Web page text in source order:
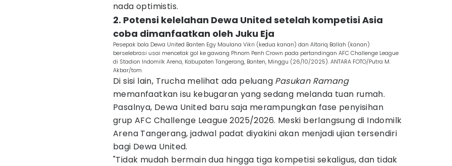
nada optimistis.
2. Potensi kelelahan Dewa United setelah kompetisi Asia
coba dimanfaatkan oleh Juku Eja
Pesepak bola Dewa United Banten Egy Maulana Vikri (kedua kanan) dan Altariq Ballah (kanan)
berselebrasi usai mencetak gol ke gawang Phnom Penh Crown pada pertandingan AFC Challenge League
di Stadion Indomilk Arena, Kabupaten Tangerang, Banten, Minggu (26/10/2025). ANTARA FOTO/Putra M.
Akbar/tom.
Di sisi lain, Trucha melihat ada peluang Pasukan Ramang
memanfaatkan isu kebugaran yang sedang melanda tuan rumah.
Pasalnya, Dewa United baru saja merampungkan fase penyisihan
grup AFC Challenge League 2025/2026. Meski berlangsung di Indomilk
Arena Tangerang, jadwal padat diyakini akan menjadi ujian tersendiri
bagi Dewa United.
"Tidak mudah bermain dua hingga tiga kompetisi sekaligus, dan tidak